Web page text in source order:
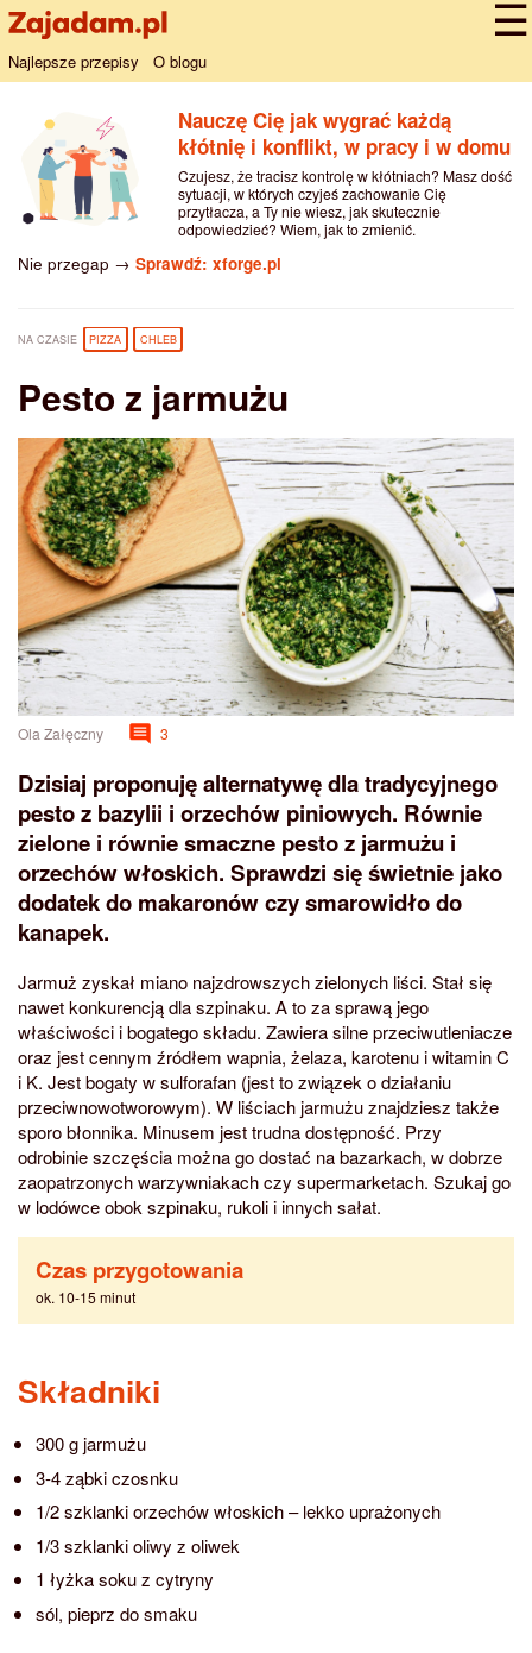
Najlepsze przepisy O blogu
Nauczę Cię jak wygrać każdą
kłótnię i konflikt, w pracy i w domu
Czujesz, że tracisz kontrolę w kłótniach? Masz dość
sytuacji, w których czyjeś zachowanie Cię
przytłacza, a Ty nie wiesz, jak skutecznie
odpowiedzieć? Wiem, jak to zmienić.
Nie przegap → Sprawdź: xforge.pl
NA CZASIE PIZZA CHLEB
Pesto z jarmużu
Ola Załęczny 3
Dzisiaj proponuję alternatywę dla tradycyjnego
pesto z bazylii i orzechów piniowych. Równie
zielone i równie smaczne pesto z jarmużu i
orzechów włoskich. Sprawdzi się świetnie jako
dodatek do makaronów czy smarowidło do
kanapek.
Jarmuż zyskał miano najzdrowszych zielonych liści. Stał się
nawet konkurencją dla szpinaku. A to za sprawą jego
właściwości i bogatego składu. Zawiera silne przeciwutleniacze
oraz jest cennym źródłem wapnia, żelaza, karotenu i witamin C
i K. Jest bogaty w sulforafan (jest to związek o działaniu
przeciwnowotworowym). W liściach jarmużu znajdziesz także
sporo błonnika. Minusem jest trudna dostępność. Przy
odrobinie szczęścia można go dostać na bazarkach, w dobrze
zaopatrzonych warzywniakach czy supermarketach. Szukaj go
w lodówce obok szpinaku, rukoli i innych sałat.
Czas przygotowania
ok. 10-15 minut
Składniki
300 g jarmużu
3-4 ząbki czosnku
1/2 szklanki orzechów włoskich – lekko uprażonych
1/3 szklanki oliwy z oliwek
1 łyżka soku z cytryny
sól, pieprz do smaku